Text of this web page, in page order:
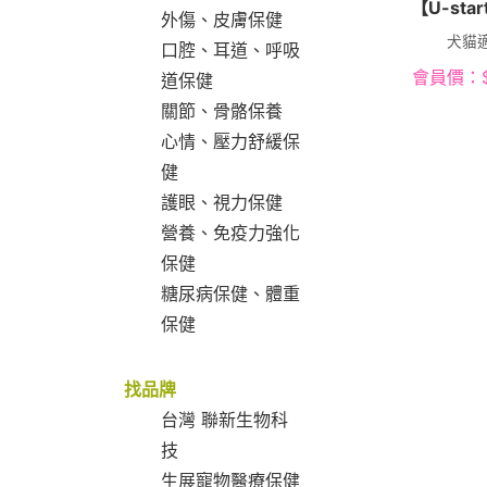
外傷、皮膚保健
口腔、耳道、呼吸
道保健
關節、骨骼保養
心情、壓力舒緩保
健
護眼、視力保健
營養、免疫力強化
保健
糖尿病保健、體重
保健
找品牌
台灣 聯新生物科
技
生展寵物醫療保健
【U-
犬貓
會員價：